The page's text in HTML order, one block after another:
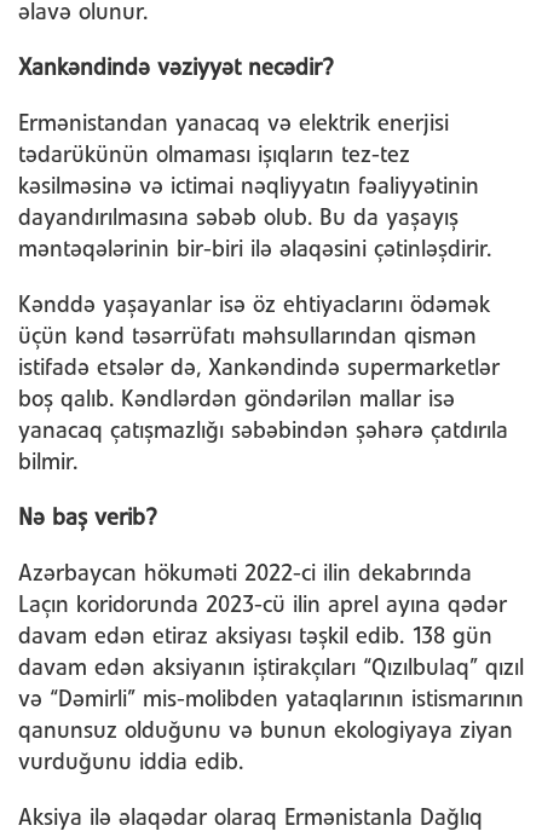
əlavə olunur.
Xankəndində vəziyyət necədir?
Ermənistandan yanacaq və elektrik enerjisi
tədarükünün olmaması işıqların tez-tez
kəsilməsinə və ictimai nəqliyyatın fəaliyyətinin
dayandırılmasına səbəb olub. Bu da yaşayış
məntəqələrinin bir-biri ilə əlaqəsini çətinləşdirir.
Kənddə yaşayanlar isə öz ehtiyaclarını ödəmək
üçün kənd təsərrüfatı məhsullarından qismən
istifadə etsələr də, Xankəndində supermarketlər
boş qalıb. Kəndlərdən göndərilən mallar isə
yanacaq çatışmazlığı səbəbindən şəhərə çatdırıla
bilmir.
Nə baş verib?
Azərbaycan hökuməti 2022-ci ilin dekabrında
Laçın koridorunda 2023-cü ilin aprel ayına qədər
davam edən etiraz aksiyası təşkil edib. 138 gün
davam edən aksiyanın iştirakçıları “Qızılbulaq” qızıl
və “Dəmirli” mis-molibden yataqlarının istismarının
qanunsuz olduğunu və bunun ekologiyaya ziyan
vurduğunu iddia edib.
Aksiya ilə əlaqədar olaraq Ermənistanla Dağlıq